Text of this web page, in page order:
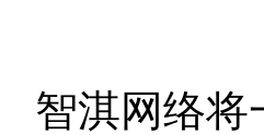
智淇网络将